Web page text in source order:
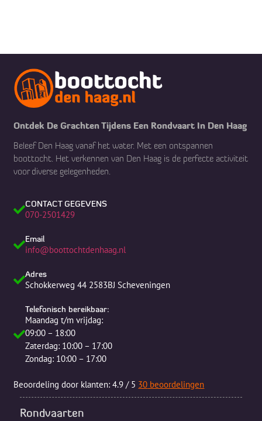
Ontdek De Grachten Tijdens Een Rondvaart In Den Haag
Beleef Den Haag vanaf het water. Met een ontspannen
boottocht. Het verkennen van Den Haag is de perfecte activiteit
voor diverse gelegenheden.
CONTACT GEGEVENS
070-2501429
Email
info@boottochtdenhaag.nl
Adres
Schokkerweg 44 2583BJ Scheveningen
Telefonisch bereikbaar:
Maandag t/m vrijdag:
09:00 – 18:00
Zaterdag: 10:00 – 17:00
Zondag: 10:00 – 17:00
Beoordeling door klanten:4.9 / 5 30 beoordelingen
Rondvaarten